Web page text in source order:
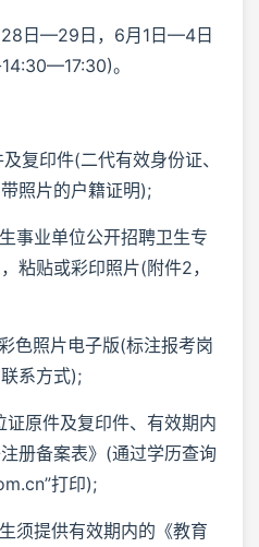
日—29日，6月1日—4日
。
复印件(二代有效身份证、
照片的户籍证明);
事业单位公开招聘卫生专
粘贴或彩印照片(附件2，
色照片电子版(标注报考岗
系方式);
原件及复印件、有效期内
册备案表》(通过学历查询
打印);
须提供有效期内的《教育